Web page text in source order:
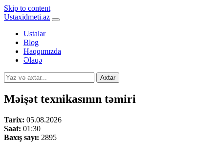
Skip to content
Ustaxidmeti.az
Ustalar
Blog
Haqqımızda
Əlaqə
Axtar
Məişət texnikasının təmiri
Tarix: 05.08.2026
Saat: 01:30
Baxış sayı: 2895